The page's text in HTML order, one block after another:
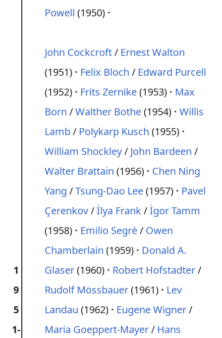
Powell (1950)
1
9
5
1-
John Cockcroft/ Ernest Walton
(1951)
Felix Bloch / Edward Purcell
(1952)
Frits Zernike(1953)
Max
Born /Walther Bothe(1954) Willis
Lamb/ Polykarp Kusch (1955)
William Shockley/ John Bardeen /
Walter Brattain (1956)
Chen Ning
Yang /Tsung-Dao Lee(1957)
Pavel
Çerenkov/İlya Frank/İgor Tamm
(1958)
Emilio Segrè/ Owen
Chamberlain (1959)
Donald A.
Glaser(1960) Robert Hofstadter/
Rudolf Mössbauer(1961)
Lev
Landau (1962) Eugene Wigner/
Maria Goeppert-Mayer/ Hans